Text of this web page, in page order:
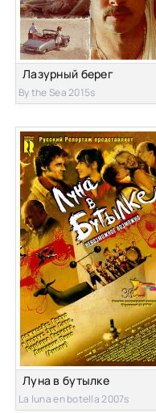
Лазурный берег
By the Sea 2015s
Луна в бутылке
La luna en botella 2007s